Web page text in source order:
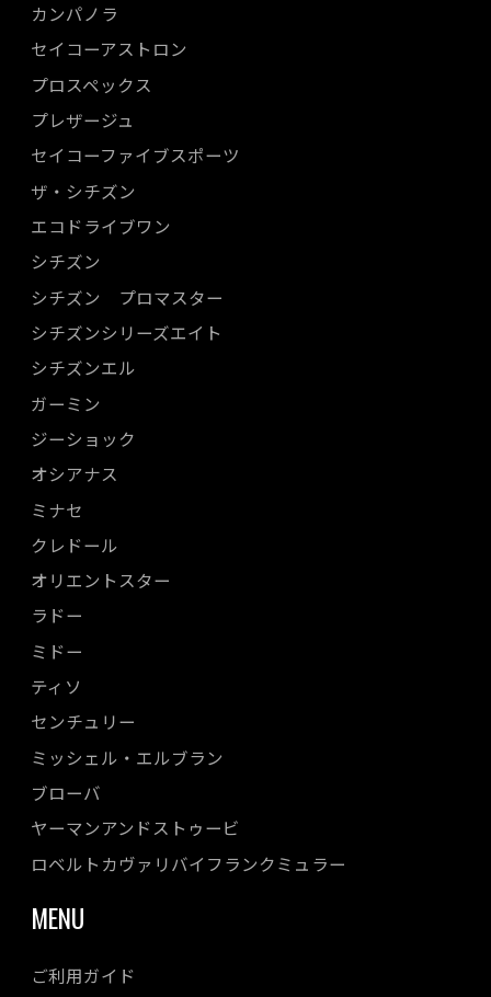
カンパノラ
セイコーアストロン
プロスペックス
プレザージュ
セイコーファイブスポーツ
ザ・シチズン
エコドライブワン
シチズン
シチズン プロマスター
シチズンシリーズエイト
シチズンエル
ガーミン
ジーショック
オシアナス
ミナセ
クレドール
オリエントスター
ラドー
ミドー
ティソ
センチュリー
ミッシェル・エルブラン
ブローバ
ヤーマンアンドストゥービ
ロベルトカヴァリバイフランクミュラー
MENU
ご利用ガイド